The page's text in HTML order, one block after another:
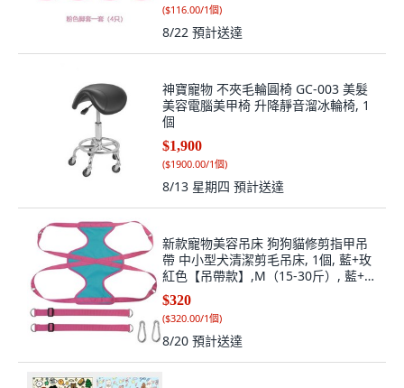
($116.00/1個)
8/22 預計送達
神寶寵物 不夾毛輪圓椅 GC-003 美髮
美容電腦美甲椅 升降靜音溜冰輪椅, 1
個
$1,900
($1900.00/1個)
8/13 星期四 預計送達
新款寵物美容吊床 狗狗貓修剪指甲吊
帶 中小型犬清潔剪毛吊床, 1個, 藍+玫
紅色【吊帶款】,M（15-30斤）, 藍+玫
紅色
$320
($320.00/1個)
8/20 預計送達